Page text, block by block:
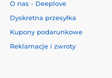
O nas - Deeplove
Dyskretna przesyłka
Kupony podarunkowe
Reklamacje i zwroty